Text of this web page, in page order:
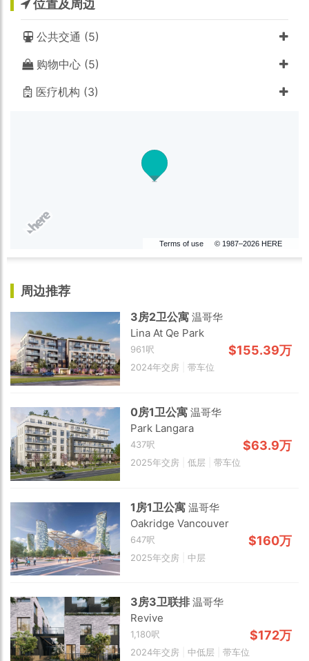
位置及周边
公共交通 (5)
购物中心 (5)
医疗机构 (3)
Terms of use © 1987–2026 HERE
周边推荐
3房2卫公寓温哥华
Lina At Qe Park
961呎 $155.39万
2024年交房 带车位
0房1卫公寓温哥华
Park Langara
437呎 $63.9万
2025年交房 低层 带车位
1房1卫公寓温哥华
Oakridge Vancouver
647呎 $160万
2025年交房 中层
3房3卫联排温哥华
Revive
1,180呎 $172万
2024年交房 中低层 带车位